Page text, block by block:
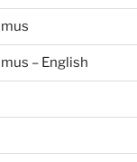
– English